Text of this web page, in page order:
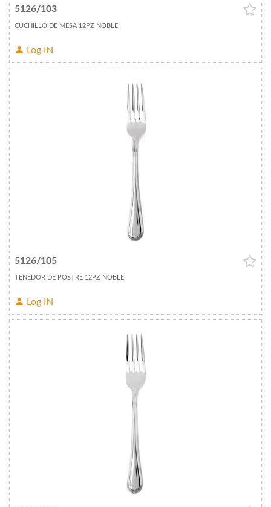
5126/103
CUCHILLO DE MESA 12PZ NOBLE
Log IN
5126/105
TENEDOR DE POSTRE 12PZ NOBLE
Log IN